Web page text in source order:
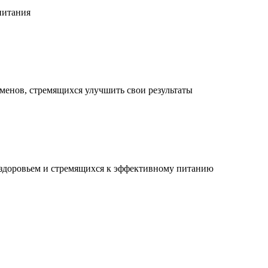
стремящихся улучшить свои результаты
и стремящихся к эффективному питанию